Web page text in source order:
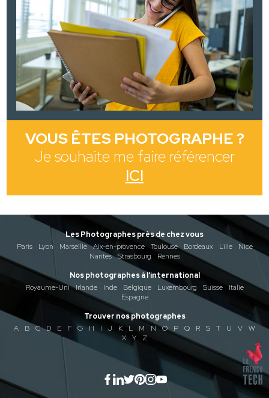
VOUS ÊTES PHOTOGRAPHE ?
Je souhaite me faire référencer
ICI
Les Photographes près de chez vous
Paris
Lyon Marseille Aix-en-provence Toulouse Bordeaux Lille
Nice
Nantes
Strasbourg
Rennes
Nos photographes à l'international
Royaume-Uni
Irlande Inde Belgique Luxembourg Suisse
Italie
Espagne
Trouver nos photographes
A
B C D E F G H I J K L M N O P Q R S T U V
W
X
Y Z